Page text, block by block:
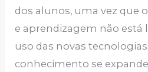
dos alunos, uma vez que
e aprendizagem não está
uso das novas
conhecimento se